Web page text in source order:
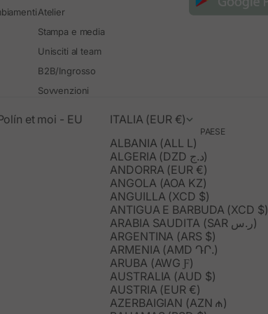
Atelier
Stampa e media
Unisciti al team
B2B/Ingrosso
Sovvenzioni
ITALIA (EUR €)
PAESE
ALBANIA (ALL L)
ALGERIA (DZD د.ج)
ANDORRA (EUR €)
ANGOLA (AOA KZ)
ANGUILLA (XCD $)
ANTIGUA E BARBUDA (XCD $)
ARABIA SAUDITA (SAR ر.س)
ARGENTINA (ARS $)
ARMENIA (AMD ԴՐ.)
ARUBA (AWG Ƒ)
AUSTRALIA (AUD $)
AUSTRIA (EUR €)
AZERBAIGIAN (AZN ₼)
et moi - EU